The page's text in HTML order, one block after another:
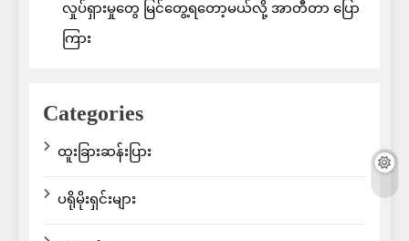
လှုပ်ရှားမှုတွေ မြင်တွေ့ရတော့မယ်လို့ အာတီတာ ပြော
ကြား
Categories
ထူးခြားဆန်းပြား
ပရိုမိုးရှင်းများ